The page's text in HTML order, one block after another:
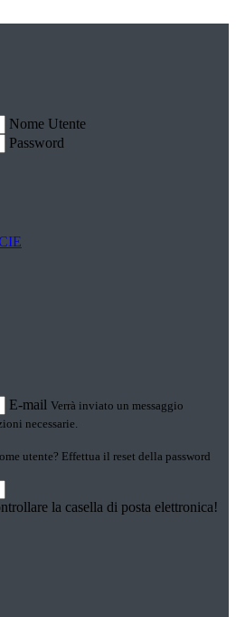
Nome Utente
Password
E-mail Verrà inviato un messaggio
necessarie.
utente? Effettua il reset della password
la casella di posta elettronica!